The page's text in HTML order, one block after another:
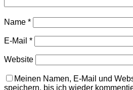
Name *
E-Mail *
Website
Meinen Namen, E-Mail und
speichern, bis ich wieder